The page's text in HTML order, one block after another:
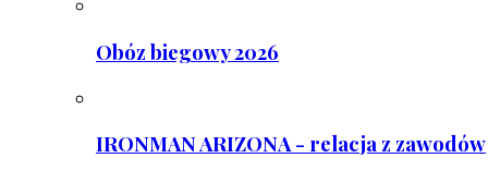
Obóz biegowy 2026
IRONMAN ARIZONA - relacja z zawodów